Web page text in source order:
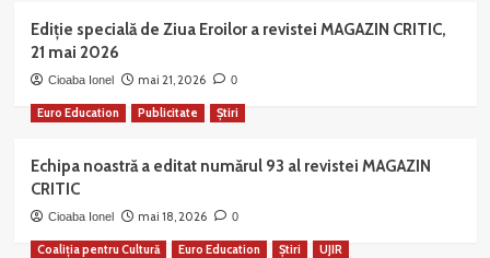
Ediție specială de Ziua Eroilor a revistei MAGAZIN CRITIC,
21 mai 2026
Cioaba Ionel mai 21, 2026 0
Euro Education Publicitate Știri
Echipa noastră a editat numărul 93 al revistei MAGAZIN
CRITIC
Cioaba Ionel mai 18, 2026 0
Coaliția pentru Cultură Euro Education Știri UJIR